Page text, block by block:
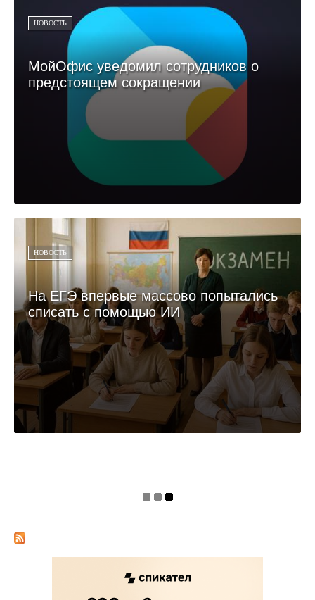
НОВОСТЬ
МойОфис уведомил сотрудников о
предстоящем сокращении
НОВОСТЬ
На ЕГЭ впервые массово попытались
списать с помощью ИИ